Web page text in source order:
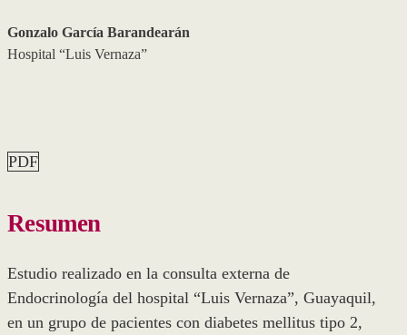
Gonzalo García Barandearán
Hospital “Luis Vernaza”
PDF
Resumen
Estudio realizado en la consulta externa de
Endocrinología del hospital “Luis Vernaza”, Guayaquil,
en un grupo de pacientes con diabetes mellitus tipo 2,